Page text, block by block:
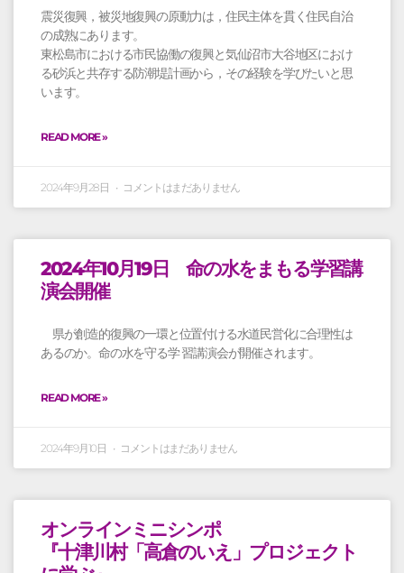
震災復興，被災地復興の原動力は，住民主体を貫く住民自治
の成熟にあります。
東松島市における市民協働の復興と気仙沼市大谷地区におけ
る砂浜と共存する防潮堤計画から，その経験を学びたいと思
います。
READ MORE »
2024年9月28日 コメントはまだありません
2024年10月19日 命の水をまもる学習講
演会開催
県が創造的復興の一環と位置付ける水道民営化に合理性は
あるのか。命の水を守る学 習講演会が開催されます。
READ MORE »
2024年9月10日 コメントはまだありません
オンラインミニシンポ
『十津川村「高倉のいえ」プロジェクト